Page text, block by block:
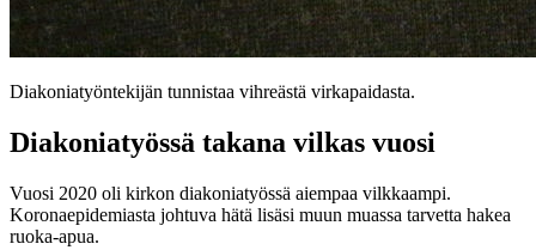
Diakoniatyöntekijän tunnistaa vihreästä virkapaidasta.
Diakoniatyössä takana vilkas vuosi
Vuosi 2020 oli kirkon diakoniatyössä aiempaa vilkkaampi.
Koronaepidemiasta johtuva hätä lisäsi muun muassa tarvetta hakea
ruoka-apua.